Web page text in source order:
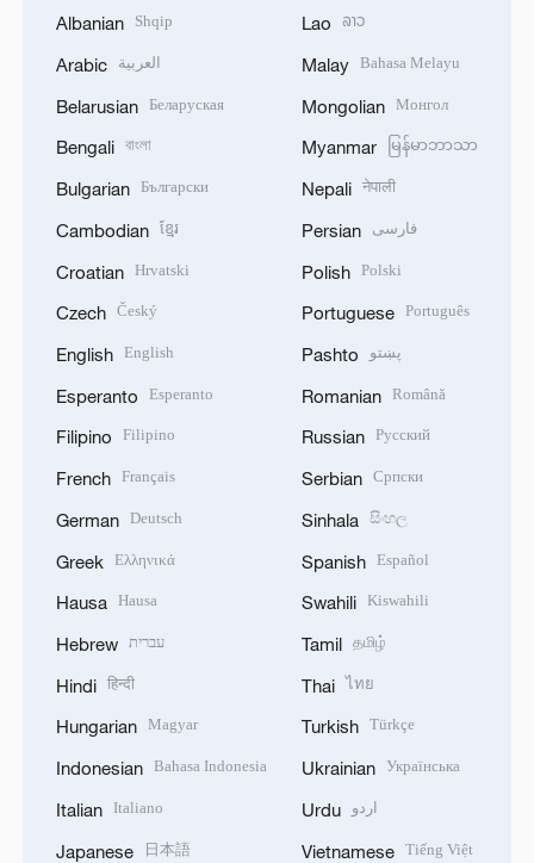
Albanian Shqip
Arabic العربية
Belarusian Беларуская
Bengali বাংলা
Bulgarian Български
Cambodian ខ្មែរ
Croatian Hrvatski
Czech Český
English English
Esperanto Esperanto
Filipino Filipino
French Français
German Deutsch
Greek Ελληνικά
Hausa Hausa
Hebrew עברית
Hindi हिन्दी
Hungarian Magyar
Indonesian Bahasa Indonesia
Italian Italiano
Japanese 日本語
Lao ລາວ
Malay Bahasa Melayu
Mongolian Монгол
Myanmar မြန်မာဘာသာ
Nepali नेपाली
Persian فارسی
Polish Polski
Portuguese Português
Pashto پښتو
Romanian Română
Russian Русский
Serbian Српски
Sinhala සිංහල
Spanish Español
Swahili Kiswahili
Tamil தமிழ்
Thai ไทย
Turkish Türkçe
Ukrainian Українська
Urdu اردو
Vietnamese Tiếng Việt